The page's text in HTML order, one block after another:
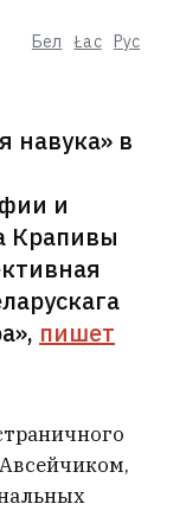
Бел Łac Рус
навука» в
и
Крапивы
пишет